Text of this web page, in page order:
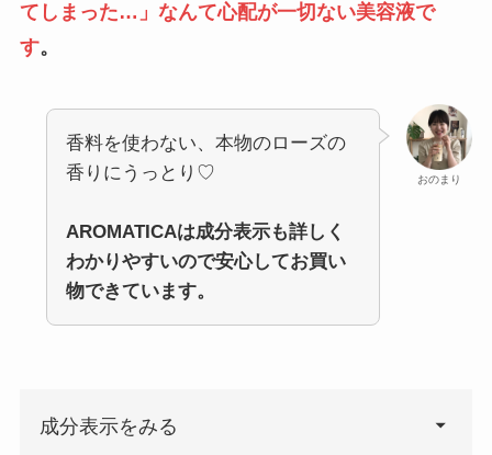
てしまった…」なんて心配が一切ない美容液で
す。
おのまり
香料を使わない、本物のローズの
香りにうっとり♡
AROMATICAは成分表示も詳しく
わかりやすいので安心してお買い
物できています。
成分表示をみる